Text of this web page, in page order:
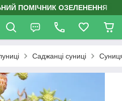
ПОМІЧНИК ОЗЕЛЕНЕННЯ
Саджанці суниці